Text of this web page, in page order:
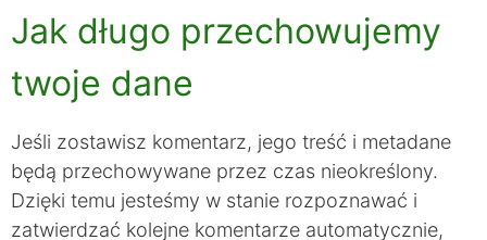
Jak długo przechowujemy
twoje dane
Jeśli zostawisz komentarz, jego treść i metadane
będą przechowywane przez czas nieokreślony.
Dzięki temu jesteśmy w stanie rozpoznawać i
zatwierdzać kolejne komentarze automatycznie,